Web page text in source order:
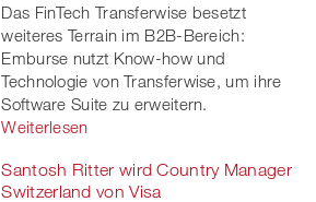
Das FinTech Transferwise besetzt
weiteres Terrain im B2B-Bereich:
Emburse nutzt Know-how und
Technologie von Transferwise, um ihre
Software Suite zu erweitern.
Weiterlesen
Santosh Ritter wird Country Manager
Switzerland von Visa